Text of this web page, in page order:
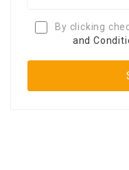
By clicking
and